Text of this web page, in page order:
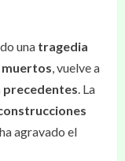
una tragedia
muertos, vuelve a
. La
ha agravado el